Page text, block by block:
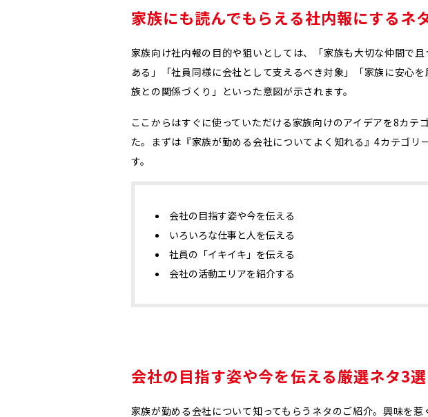
家族にも読んでもらえる社内報にするネ
家族向け社内報の目的や狙いとしては、「家族も大切な仲間で
ある」「社員同様に会社として支えるべき対象」「家族に安心
族との関係づくり」といった意図が示されます。
ここからはすぐに使っていただける家族向けのアイデアを8カテ
た。まずは『家族が勤める会社についてよく知れる』4カテゴリ
す。
会社の目指す姿や今を伝える
いろいろな仕事と人を伝える
社員の「イキイキ」を伝える
会社の活動エリアを紹介する
会社の目指す姿や今を伝える厳選ネタ3選
家族が勤める会社について知ってもらうネタのご紹介。興味を